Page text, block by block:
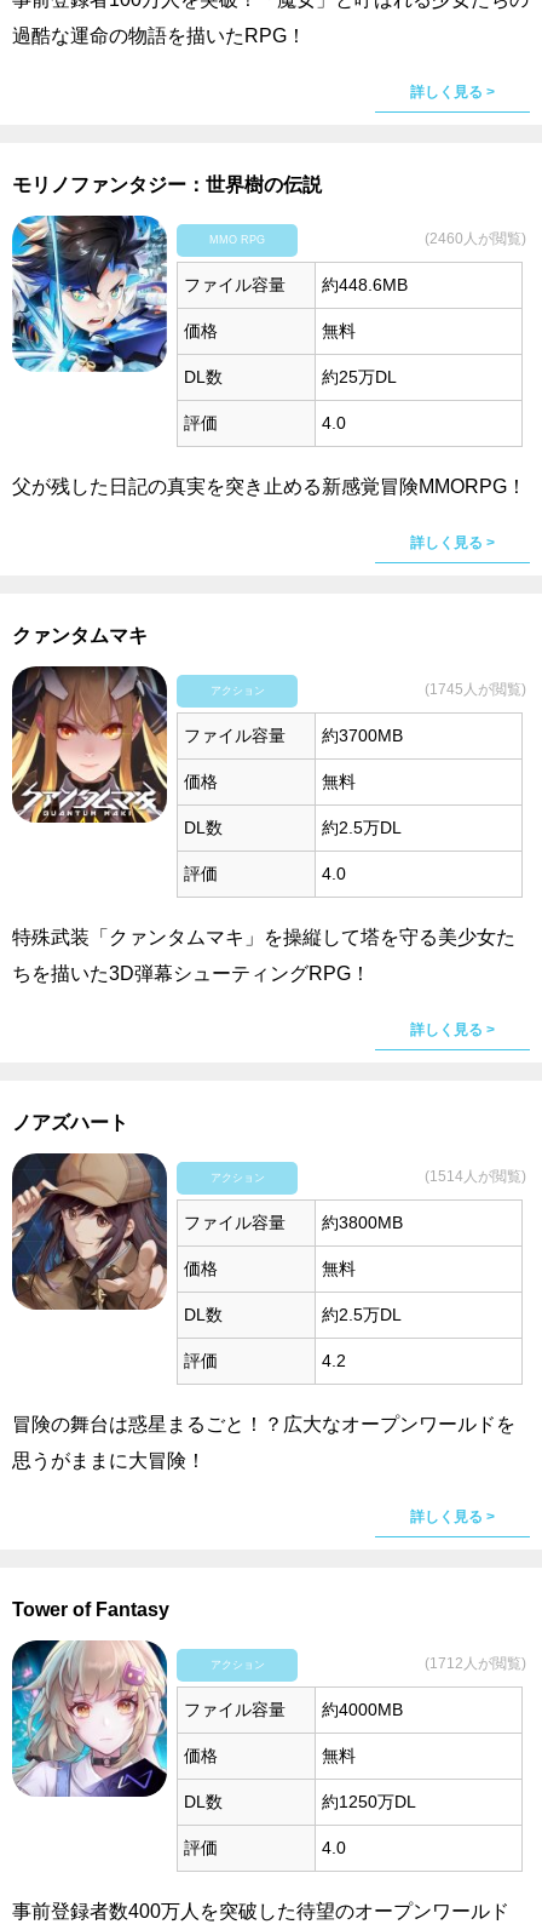
過酷な運命の物語を描いたRPG！
詳しく見る >
モリノファンタジー：世界樹の伝説
MMO RPG (2460人が閲覧)
ファイル容量 約448.6MB
価格 無料
DL数 約25万DL
評価 4.0
父が残した日記の真実を突き止める新感覚冒険MMORPG！
詳しく見る >
クァンタムマキ
アクション (1745人が閲覧)
ファイル容量 約3700MB
価格 無料
DL数 約2.5万DL
評価 4.0
特殊武装「クァンタムマキ」を操縦して塔を守る美少女た
ちを描いた3D弾幕シューティングRPG！
詳しく見る >
ノアズハート
アクション (1514人が閲覧)
ファイル容量 約3800MB
価格 無料
DL数 約2.5万DL
評価 4.2
冒険の舞台は惑星まるごと！？広大なオープンワールドを
思うがままに大冒険！
詳しく見る >
Tower of Fantasy
アクション (1712人が閲覧)
ファイル容量 約4000MB
価格 無料
DL数 約1250万DL
評価 4.0
事前登録者数400万人を突破した待望のオープンワールド